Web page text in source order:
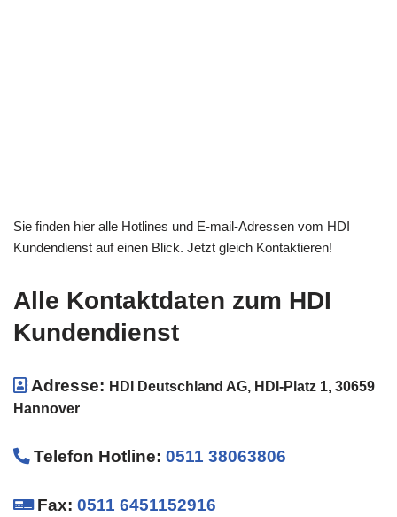
Sie finden hier alle Hotlines und E-mail-Adressen vom HDI
Kundendienst auf einen Blick. Jetzt gleich Kontaktieren!
Alle Kontaktdaten zum HDI
Kundendienst
Adresse: HDI Deutschland AG, HDI-Platz 1, 30659
Hannover
Telefon Hotline: 0511 38063806
Fax: 0511 6451152916